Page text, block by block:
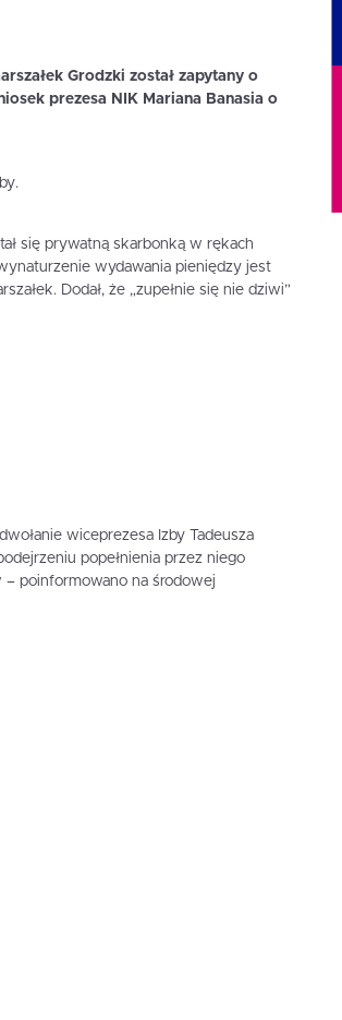
Grodzki został zapytany o
prezesa NIK Mariana Banasia o
się prywatną skarbonką w rękach
wydawania pieniędzy jest
Dodał, że „zupełnie się nie dziwi”
wiceprezesa Izby Tadeusza
popełnienia przez niego
– poinformowano na środowej